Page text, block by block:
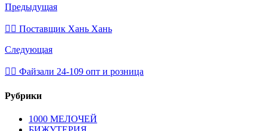
Предыдущая
💁‍♂ Поставщик Хань Хань
Следующая
💁‍♂ Файзали 24-109 опт и розница
Рубрики
1000 МЕЛОЧЕЙ